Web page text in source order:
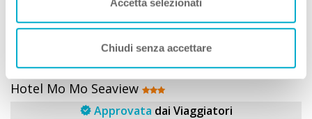
Chiudi senza accettare
Hotel Mo Mo Seaview
Approvata dai Viaggiatori